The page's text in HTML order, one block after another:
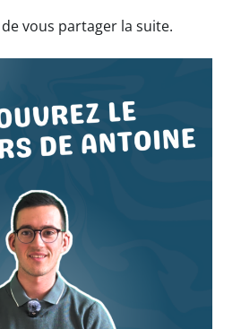
vous partager la suite.